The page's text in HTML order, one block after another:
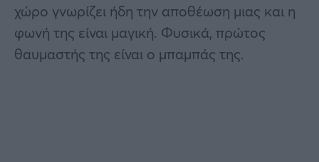
χώρο γνωρίζει ήδη την αποθέωση μιας και η
φωνή της είναι μαγική. Φυσικά, πρώτος
θαυμαστής της είναι ο μπαμπάς της.